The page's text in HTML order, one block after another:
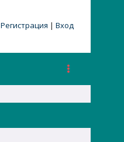
Регистрация | Вход